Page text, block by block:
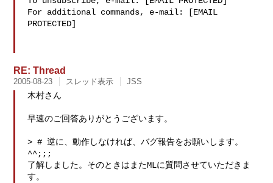
For additional commands, e-mail: [EMAIL
PROTECTED]
RE: Thread
2005-08-23 スレッド表示 JSS
木村さん
早速のご回答ありがとうございます。
> # 逆に、動作しなければ、バグ報告をお願いします。
^^;;;
了解しました。そのときはまたMLに質問させていただきま
す。